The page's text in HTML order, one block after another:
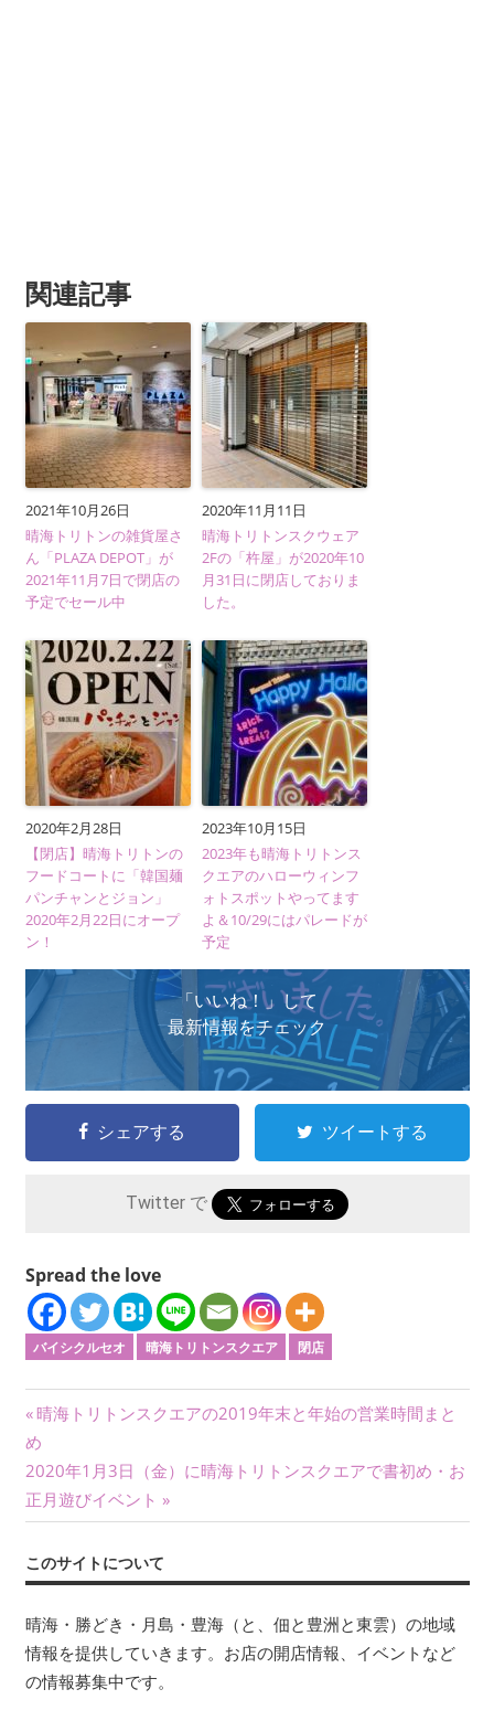
関連記事
2021年10月26日
晴海トリトンの雑貨屋さ
ん「PLAZA DEPOT」が
2021年11月7日で閉店の
予定でセール中
2020年11月11日
晴海トリトンスクウェア
2Fの「杵屋」が2020年10
月31日に閉店しておりま
した。
2020年2月28日
【閉店】晴海トリトンの
フードコートに「韓国麺
パンチャンとジョン」
2020年2月22日にオープ
ン！
2023年10月15日
2023年も晴海トリトンス
クエアのハローウィンフ
ォトスポットやってます
よ＆10/29にはパレードが
予定
「いいね！」して
最新情報をチェック
シェアする ツイートする
Twitter で
Spread the love
バイシクルセオ 晴海トリトンスクエア 閉店
投
稿
ナ
ビ
ゲ
ー
シ
前
の
記
事:
晴海トリトンスクエアの2019年末と年始の営業時間まと
め
次
の
記
事:
2020年1月3日（金）に晴海トリトンスクエアで書初め・お
正月遊びイベント
このサイトについて
晴海・勝どき・月島・豊海（と、佃と豊洲と東雲）の地域
情報を提供していきます。お店の開店情報、イベントなど
の情報募集中です。